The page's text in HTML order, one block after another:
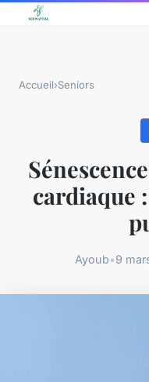
Accueil›Seniors
cardiaque
Ayoub•9